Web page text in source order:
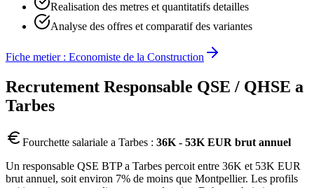
Realisation des metres et quantitatifs detailles
Analyse des offres et comparatif des variantes
Fiche metier : Economiste de la Construction
Recrutement Responsable QSE / QHSE a
Tarbes
Fourchette salariale a Tarbes : 36K - 53K EUR brut annuel
Un responsable QSE BTP a Tarbes percoit entre 36K et 53K EUR
brut annuel, soit environ 7% de moins que Montpellier. Les profils